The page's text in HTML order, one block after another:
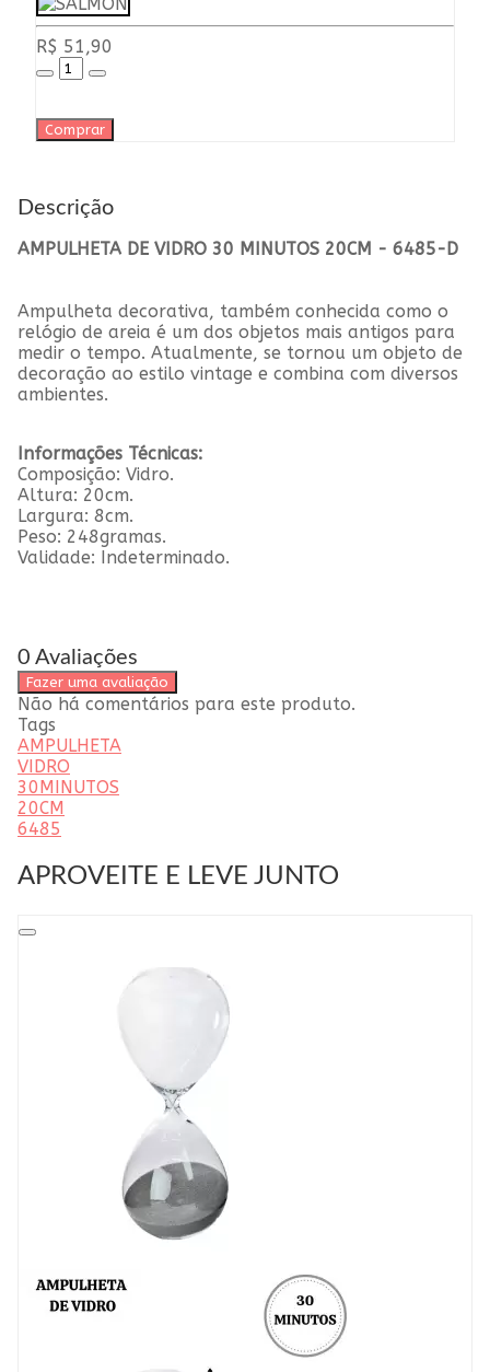
R$ 51,90
Comprar
Descrição
AMPULHETA DE VIDRO 30 MINUTOS 20CM - 6485-D
Ampulheta decorativa, também conhecida como o
relógio de areia é um dos objetos mais antigos para
medir o tempo. Atualmente, se tornou um objeto de
decoração ao estilo vintage e combina com diversos
ambientes.
Informações Técnicas:
Composição: Vidro.
Altura: 20cm.
Largura: 8cm.
Peso: 248gramas.
Validade: Indeterminado.
0 Avaliações
Fazer uma avaliação
Não há comentários para este produto.
Tags
AMPULHETA
VIDRO
30MINUTOS
20CM
6485
APROVEITE E LEVE JUNTO